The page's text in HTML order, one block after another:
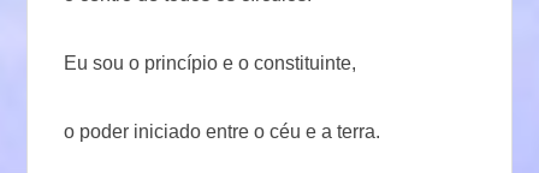
Eu sou o princípio e o constituinte,
o poder iniciado entre o céu e a terra.